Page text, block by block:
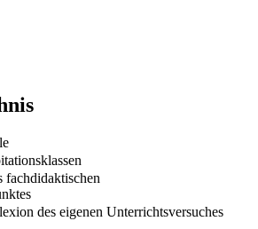
fachdidaktischen
des eigenen Unterrichtsversuches